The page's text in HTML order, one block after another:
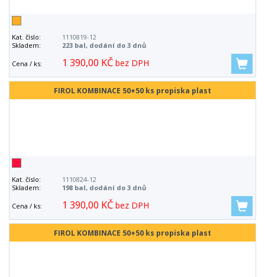
Kat. číslo:
1110819-12
Skladem:
223 bal, dodání do 3 dnů
Cena / ks: 1 390,00 KČ bez DPH
FIROL KOMBINACE 50+50 ks propiska plast
Kat. číslo:
1110824-12
Skladem:
198 bal, dodání do 3 dnů
Cena / ks: 1 390,00 KČ bez DPH
FIROL KOMBINACE 50+50 ks propiska plast